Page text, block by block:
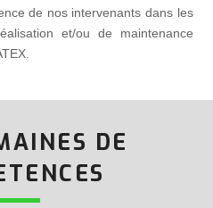
de nos intervenants dans les
et/ou de maintenance
DE